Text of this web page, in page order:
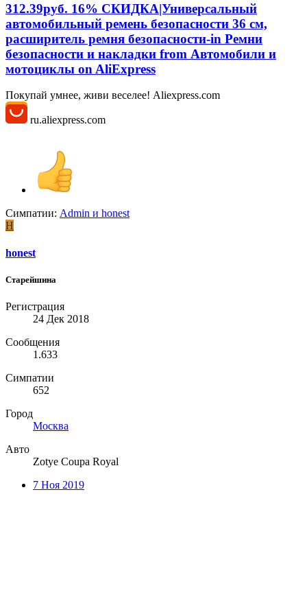
312.39руб. 16% СКИДКА|Универсальный
автомобильный ремень безопасности 36 см,
расширитель ремня безопасности-in Ремни
безопасности и накладки from Автомобили и
мотоциклы on AliExpress
Покупай умнее, живи веселее! Aliexpress.com
ru.aliexpress.com
Симпатии: Admin и honest
H
honest
Старейшина
Регистрация
24 Дек 2018
Сообщения
1.633
Симпатии
652
Город
Москва
Авто
Zotye Coupa Royal
7 Ноя 2019